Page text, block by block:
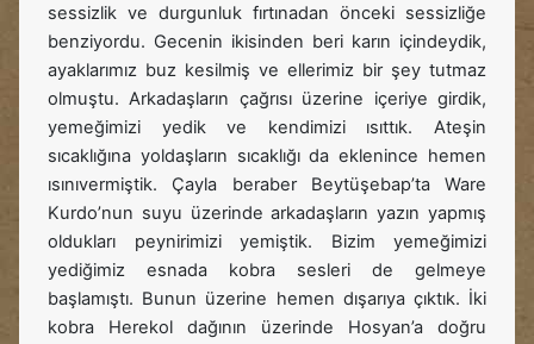
sessizlik ve durgunluk fırtınadan önceki sessizliğe
benziyordu. Gecenin ikisinden beri karın içindeydik,
ayaklarımız buz kesilmiş ve ellerimiz bir şey tutmaz
olmuştu. Arkadaşların çağrısı üzerine içeriye girdik,
yemeğimizi yedik ve kendimizi ısıttık. Ateşin
sıcaklığına yoldaşların sıcaklığı da eklenince hemen
ısınıvermiştik. Çayla beraber Beytüşebap’ta Ware
Kurdo’nun suyu üzerinde arkadaşların yazın yapmış
oldukları peynirimizi yemiştik. Bizim yemeğimizi
yediğimiz esnada kobra sesleri de gelmeye
başlamıştı. Bunun üzerine hemen dışarıya çıktık. İki
kobra Herekol dağının üzerinde Hosyan’a doğru